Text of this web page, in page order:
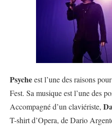
Psycheest l’une des raisons
Fest. Sa musique est l’une des
Accompagné d’un claviériste,
T-shirt d’Opera, de Dario